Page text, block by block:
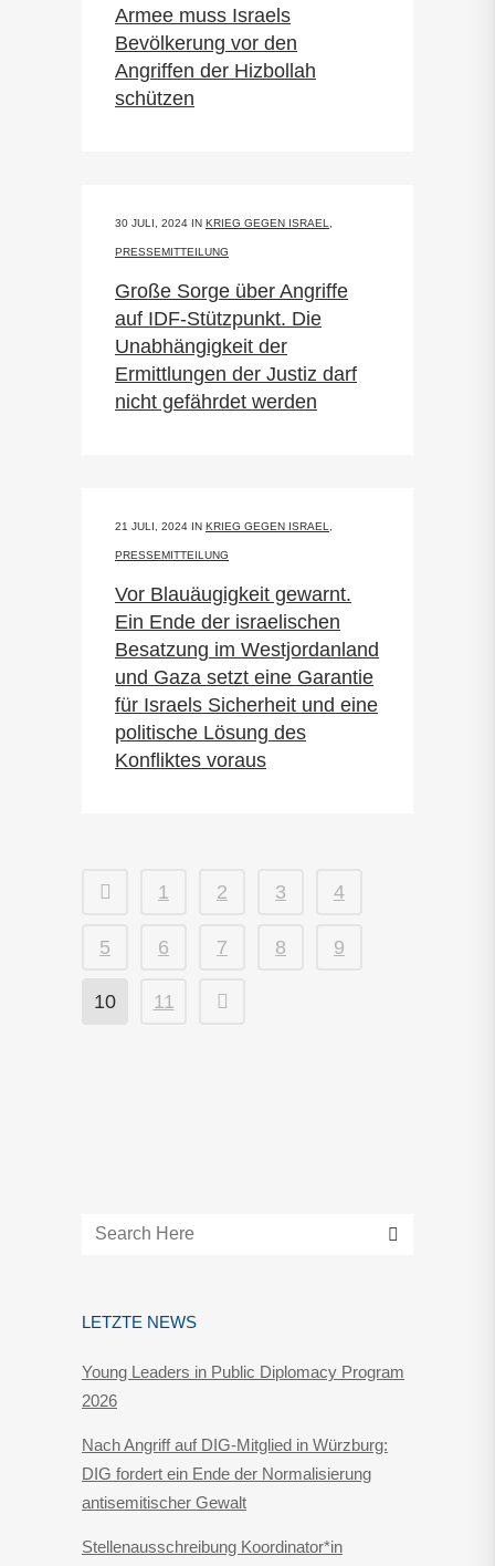
Armee muss Israels
Bevölkerung vor den
Angriffen der Hizbollah
schützen
30 JULI, 2024 IN KRIEG GEGEN ISRAEL
PRESSEMITTEILUNG
Große Sorge über Angriffe
auf IDF-Stützpunkt. Die
Unabhängigkeit der
Ermittlungen der Justiz darf
nicht gefährdet werden
21 JULI, 2024 IN KRIEG GEGEN ISRAEL
PRESSEMITTEILUNG
Vor Blauäugigkeit gewarnt.
Ein Ende der israelischen
Besatzung im Westjordanland
und Gaza setzt eine Garantie
für Israels Sicherheit und eine
politische Lösung des
Konfliktes voraus
1 2 3 4
5 6 7 8 9
10 11
LETZTE NEWS
Young Leaders in Public Diplomacy Program
2026
Nach Angriff auf DIG-Mitglied in Würzburg:
DIG fordert ein Ende der Normalisierung
antisemitischer Gewalt
Stellenausschreibung Koordinator*in